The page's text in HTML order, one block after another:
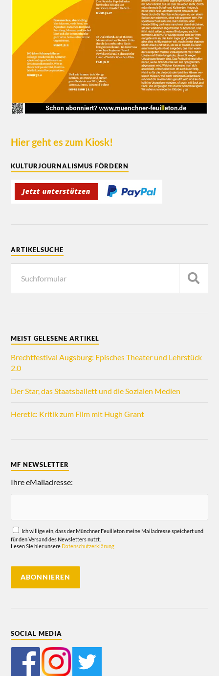
Hier geht es zum Kiosk!
KULTURJOURNALISMUS FÖRDERN
ARTIKELSUCHE
MEIST GELESENE ARTIKEL
Brechtfestival Augsburg: Episches Theater und Lehrstück
2.0
Der Star, das Staatsballett und die Sozialen Medien
Heretic: Kritik zum Film mit Hugh Grant
MF NEWSLETTER
Ihre eMailadresse:
Ich willige ein, dass der Münchner Feuilleton meine Mailadresse speichert und
für den Versand des Newsletters nutzt.
Lesen Sie hier unsere Datenschutzerklärung
SOCIAL MEDIA